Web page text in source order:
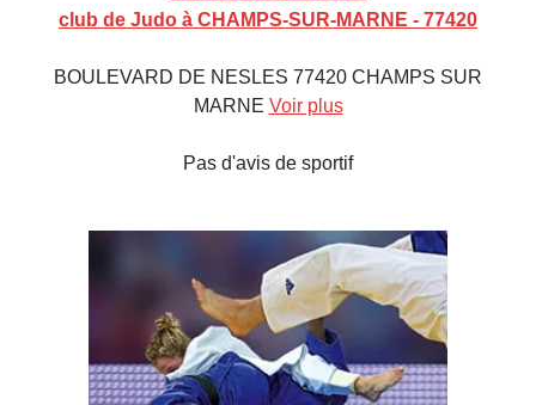
club de Judo à CHAMPS-SUR-MARNE - 77420
BOULEVARD DE NESLES 77420 CHAMPS SUR
MARNE Voir plus
Pas d'avis de sportif